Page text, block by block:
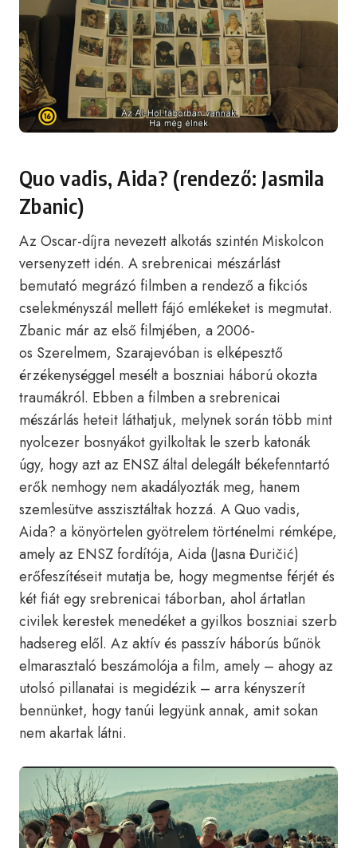
Quo vadis, Aida? (rendező: Jasmila
Zbanic)
Az Oscar-díjra nevezett alkotás szintén Miskolcon
versenyzett idén. A srebrenicai mészárlást
bemutató megrázó filmben a rendező a fikciós
cselekményszál mellett fájó emlékeket is megmutat.
Zbanic már az első filmjében, a 2006-
os Szerelmem, Szarajevóban is elképesztő
érzékenységgel mesélt a boszniai háború okozta
traumákról. Ebben a filmben a srebrenicai
mészárlás heteit láthatjuk, melynek során több mint
nyolcezer bosnyákot gyilkoltak le szerb katonák
úgy, hogy azt az ENSZ által delegált békefenntartó
erők nemhogy nem akadályozták meg, hanem
szemlesütve asszisztáltak hozzá. A Quo vadis,
Aida? a könyörtelen gyötrelem történelmi rémképe,
amely az ENSZ fordítója, Aida (Jasna Đuričić)
erőfeszítéseit mutatja be, hogy megmentse férjét és
két fiát egy srebrenicai táborban, ahol ártatlan
civilek kerestek menedéket a gyilkos boszniai szerb
hadsereg elől. Az aktív és passzív háborús bűnök
elmarasztaló beszámolója a film, amely – ahogy az
utolsó pillanatai is megidézik – arra kényszerít
bennünket, hogy tanúi legyünk annak, amit sokan
nem akartak látni.